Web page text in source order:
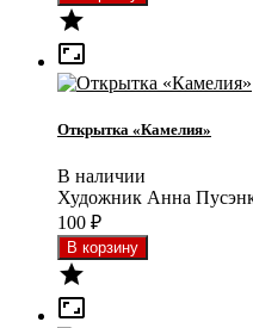


Открытка «Камелия»
В наличии
Художник Анна
100 ₽

